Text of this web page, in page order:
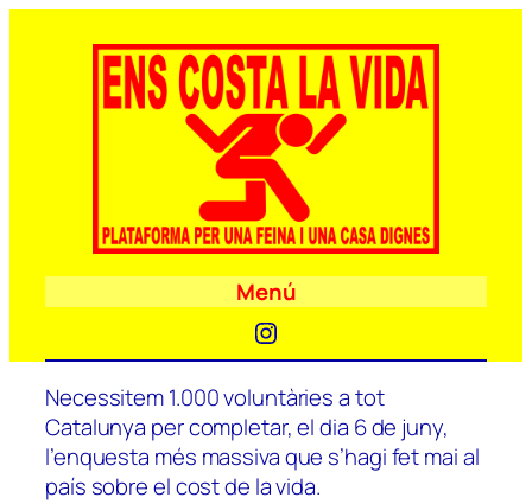
Menú
Instagram
Necessitem 1.000 voluntàries a tot
Catalunya per completar, el dia 6 de juny,
l’enquesta més massiva que s’hagi fet mai al
país sobre el cost de la vida.